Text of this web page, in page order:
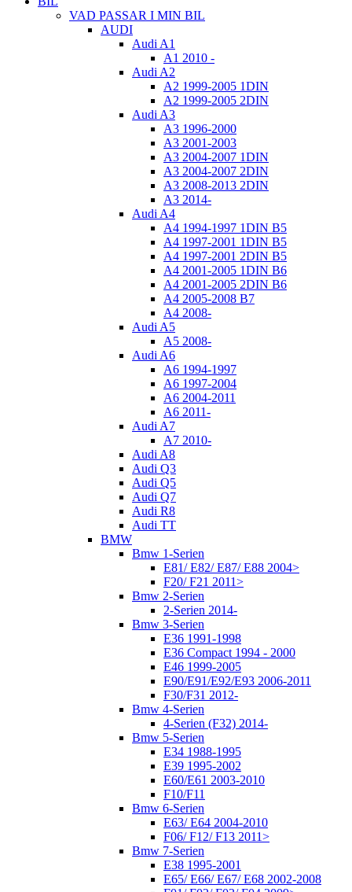
VAD PASSAR I MIN BIL
AUDI
Audi A1
A1 2010 -
Audi A2
A2 1999-2005 1DIN
A2 1999-2005 2DIN
Audi A3
A3 1996-2000
A3 2001-2003
A3 2004-2007 1DIN
A3 2004-2007 2DIN
A3 2008-2013 2DIN
A3 2014-
Audi A4
A4 1994-1997 1DIN B5
A4 1997-2001 1DIN B5
A4 1997-2001 2DIN B5
A4 2001-2005 1DIN B6
A4 2001-2005 2DIN B6
A4 2005-2008 B7
A4 2008-
Audi A5
A5 2008-
Audi A6
A6 1994-1997
A6 1997-2004
A6 2004-2011
A6 2011-
Audi A7
A7 2010-
Audi A8
Audi Q3
Audi Q5
Audi Q7
Audi R8
Audi TT
BMW
Bmw 1-Serien
E81/ E82/ E87/ E88 2004>
F20/ F21 2011>
Bmw 2-Serien
2-Serien 2014-
Bmw 3-Serien
E36 1991-1998
E36 Compact 1994 - 2000
E46 1999-2005
E90/E91/E92/E93 2006-2011
F30/F31 2012-
Bmw 4-Serien
4-Serien (F32) 2014-
Bmw 5-Serien
E34 1988-1995
E39 1995-2002
E60/E61 2003-2010
F10/F11
Bmw 6-Serien
E63/ E64 2004-2010
F06/ F12/ F13 2011>
Bmw 7-Serien
E38 1995-2001
E65/ E66/ E67/ E68 2002-2008